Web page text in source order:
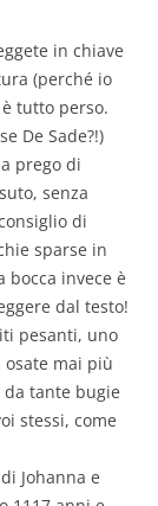
in chiave
(perché io
tutto perso.
De Sade?!)
prego di
senza
di
sparse in
bocca invece è
dal testo!
pesanti, uno
mai più
tante bugie
stessi, come
Johanna e